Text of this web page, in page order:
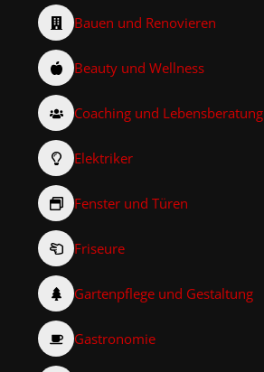
Bauen und Renovieren
Beauty und Wellness
Coaching und Lebensberatung
Elektriker
Fenster und Türen
Friseure
Gartenpflege und Gestaltung
Gastronomie